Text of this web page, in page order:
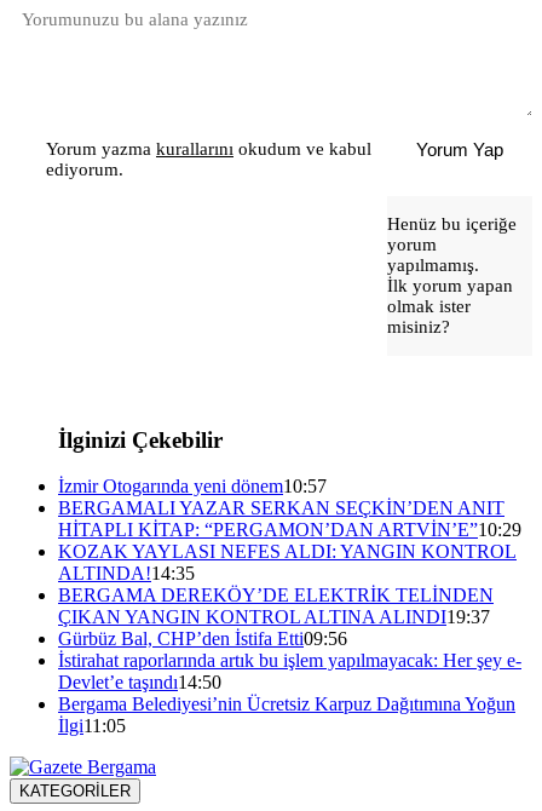
Yorum yazma kurallarını okudum ve kabul
ediyorum.
Yorum Yap
Henüz bu içeriğe
yorum
yapılmamış.
İlk yorum yapan
olmak ister
misiniz?
İlginizi Çekebilir
İzmir Otogarında yeni dönem10:57
BERGAMALI YAZAR SERKAN SEÇKİN’DEN ANIT
HİTAPLI KİTAP: “PERGAMON’DAN ARTVİN’E”10:29
KOZAK YAYLASI NEFES ALDI: YANGIN KONTROL
ALTINDA!14:35
BERGAMA DEREKÖY’DE ELEKTRİK TELİNDEN
ÇIKAN YANGIN KONTROL ALTINA ALINDI19:37
Gürbüz Bal, CHP’den İstifa Etti09:56
İstirahat raporlarında artık bu işlem yapılmayacak: Her şey e-
Devlet’e taşındı14:50
Bergama Belediyesi’nin Ücretsiz Karpuz Dağıtımına Yoğun
İlgi11:05
KATEGORİLER